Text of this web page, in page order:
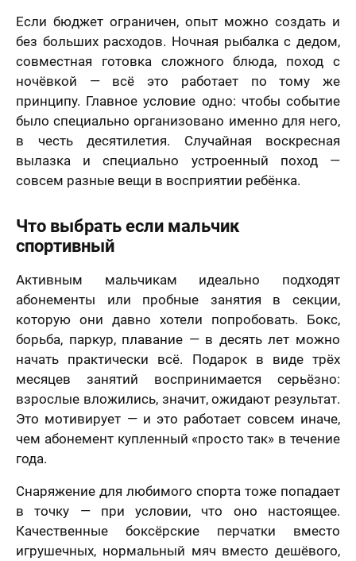
Если бюджет ограничен, опыт можно создать и
без больших расходов. Ночная рыбалка с дедом,
совместная готовка сложного блюда, поход с
ночёвкой — всё это работает по тому же
принципу. Главное условие одно: чтобы событие
было специально организовано именно для него,
в честь десятилетия. Случайная воскресная
вылазка и специально устроенный поход —
совсем разные вещи в восприятии ребёнка.
Что выбрать если мальчик
спортивный
Активным мальчикам идеально подходят
абонементы или пробные занятия в секции,
которую они давно хотели попробовать. Бокс,
борьба, паркур, плавание — в десять лет можно
начать практически всё. Подарок в виде трёх
месяцев занятий воспринимается серьёзно:
взрослые вложились, значит, ожидают результат.
Это мотивирует — и это работает совсем иначе,
чем абонемент купленный «просто так» в течение
года.
Снаряжение для любимого спорта тоже попадает
в точку — при условии, что оно настоящее.
Качественные боксёрские перчатки вместо
игрушечных, нормальный мяч вместо дешёвого,